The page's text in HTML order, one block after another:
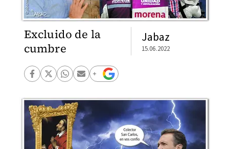
Excluido de la
cumbre
Jabaz
15.06.2022